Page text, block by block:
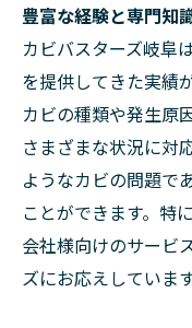
豊富な経験と専門知
カビバスターズ岐阜
を提供してきた実績
カビの種類や発生原
さまざまな状況に対
ようなカビの問題で
ことができます。特
会社様向けのサービ
ズにお応えしています